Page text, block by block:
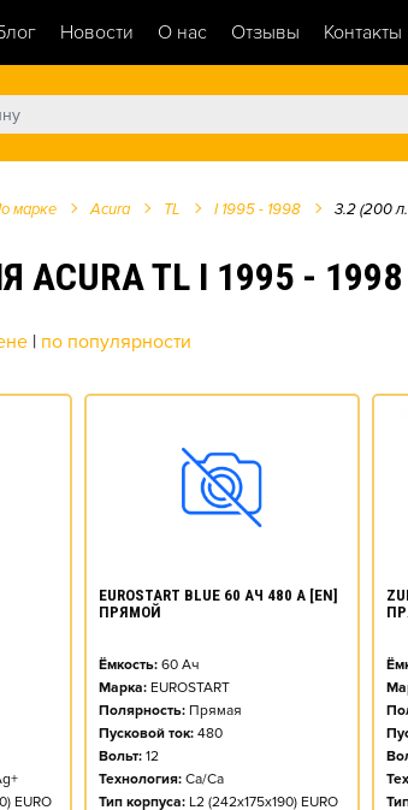
Новости О нас Отзывы Контакты
марке Acura TL I 1995 - 1998 3.2 (200
TL I 1995 -
| по популярности
EURO
EUROSTART BLUE 60 АЧ 480 А [EN]
ПРЯМОЙ
Ёмкость: 60 Ач
Марка: EUROSTART
Полярность: Прямая
Пусковой ток: 480
Вольт: 12
Технология: Ca/Ca
Тип корпуса: L2 (242x175x190) EURO